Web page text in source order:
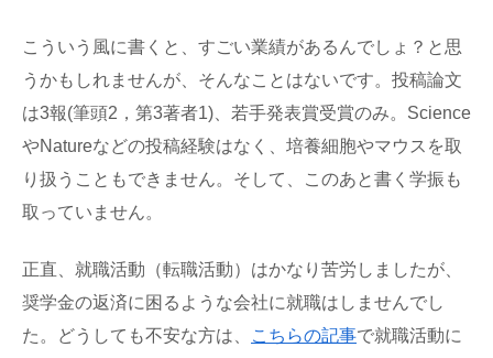
こういう風に書くと、すごい業績があるんでしょ？と思
うかもしれませんが、そんなことはないです。投稿論文
は3報(筆頭2，第3著者1)、若手発表賞受賞のみ。Science
やNatureなどの投稿経験はなく、培養細胞やマウスを取
り扱うこともできません。そして、このあと書く学振も
取っていません。
正直、就職活動（転職活動）はかなり苦労しましたが、
奨学金の返済に困るような会社に就職はしませんでし
た。どうしても不安な方は、
こちらの記事で就職活動に